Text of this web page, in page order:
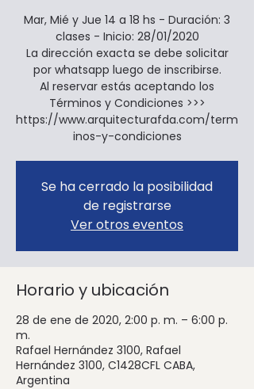
Mar, Mié y Jue 14 a 18 hs - Duración: 3
clases - Inicio: 28/01/2020
La dirección exacta se debe solicitar
por whatsapp luego de inscribirse.
Al reservar estás aceptando los
Términos y Condiciones >>>
https://www.arquitecturafda.com/term
inos-y-condiciones
Se ha cerrado la posibilidad
de registrarse
Ver otros eventos
Horario y ubicación
28 de ene de 2020, 2:00 p. m. – 6:00 p.
m.
Rafael Hernández 3100, Rafael
Hernández 3100, C1428CFL CABA,
Argentina